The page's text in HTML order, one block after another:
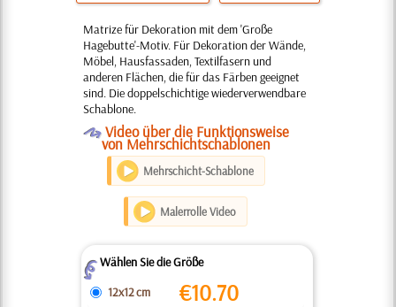
Matrize für Dekoration mit dem 'Große
Hagebutte'-Motiv. Für Dekoration der Wände,
Möbel, Hausfassaden, Textilfasern und
anderen Flächen, die für das Färben geeignet
sind. Die doppelschichtige wiederverwendbare
Schablone.
O Video über die Funktionsweise
von Mehrschichtschablonen
Mehrschicht-Schablone
Malerrolle Video
ZWählen Sie die Größe
12x12 cm
€10.70